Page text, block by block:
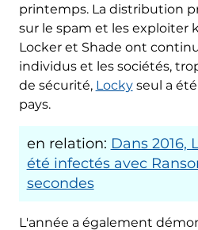
printemps. La distribution
sur le spam et les exploiter
Locker et Shade ont
individus et les sociétés,
de sécurité, Lockyseul a été
pays.
en relation: Dans 2016,
été infectés avec
secondes
L'année a également